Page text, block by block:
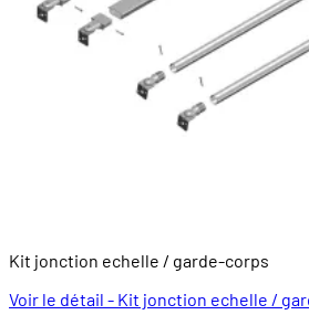
Kit jonction echelle / garde-corps
Voir le détail - Kit jonction echelle /